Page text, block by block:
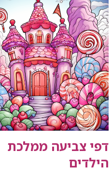
דפי צביעה ממלכת
הילדים